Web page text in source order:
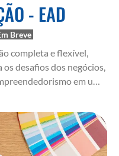
- EAD
completa e flexível,
desafios dos negócios,
em um
ativas, focando nas
da profissão.